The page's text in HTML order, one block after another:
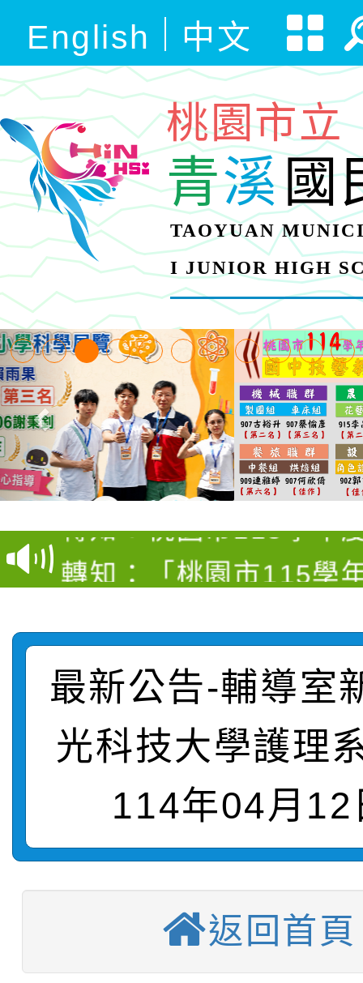
English 中文
桃園市立
青溪國
TAOYUAN
I JUNIOR HIGH
【甄選結果(第4招)】
學年度第1學期第9次代
【甄選結果(第12招)】
結果(第12招)
賽及師生本土語及新住
轉知：「桃園市115學
動辦法」
轉知臺中市政府政風處
城市手牽手，綠能透明
畫影片一案
轉知：「115學年度全
劇比賽實施要點」及修
轉知：桃園市115年度
敬師藝文競賽』實施計
【甄選結果(第11招)】
學年度第1學期第7次
【甄選結果(第3招)】
結果(第3招)
學年度第1學期第9次
結果(第4招)
【甄選結果(第12招)】
學年度第1學期第7次代
最新公告-輔導室
光科技大學護理
114年04月12
返回首頁